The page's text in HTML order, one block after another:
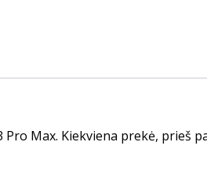
Max. Kiekviena prekė, prieš